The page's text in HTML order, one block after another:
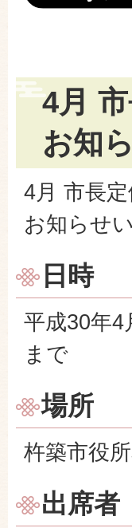
4月
お知
4月 市長
お知らせ
日時
平成30年4
まで
場所
杵築市役
出席者